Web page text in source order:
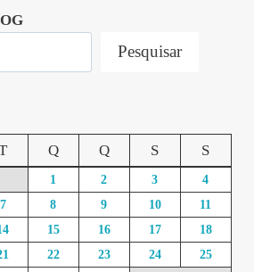
Pesquisar
Q Q S S
1 2 3
4
7 8 9 10
11
15 16 17
18
22 23 24
25